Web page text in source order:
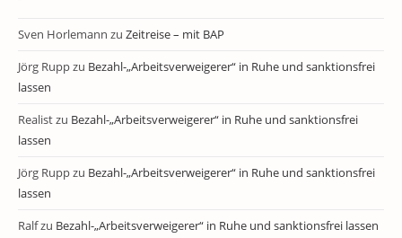
Sven Horlemann zu Zeitreise – mit BAP
Jörg Ruppzu Bezahl-„Arbeitsverweigerer“ in Ruhe und sanktionsfrei
lassen
Realistzu Bezahl-„Arbeitsverweigerer“ in Ruhe und sanktionsfrei
lassen
Jörg Ruppzu Bezahl-„Arbeitsverweigerer“ in Ruhe und sanktionsfrei
lassen
Ralfzu Bezahl-„Arbeitsverweigerer“ in Ruhe und sanktionsfrei lassen